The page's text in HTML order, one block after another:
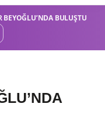
BEYOĞLU’NDA BULUŞTU